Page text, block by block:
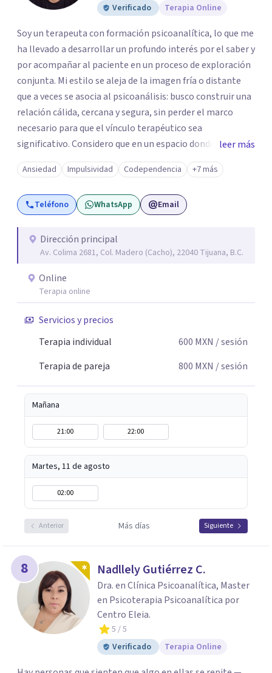
Verificado Terapia Online
Soy un terapeuta con formación psicoanalítica, lo que me
ha llevado a desarrollar un profundo interés por el saber y
por acompañar al paciente en un proceso de exploración
conjunta. Mi estilo se aleja de la imagen fría o distante
que a veces se asocia al psicoanálisis: busco construir una
relación cálida, cercana y segura, sin perder el marco
necesario para que el vínculo terapéutico sea
significativo. Considero que en un espacio donde uno
puede sentirse acompañado y escuchado, es posible
mirar con honestidad cómo nos vinculamos afuera, qué se
repite, qué duele, y qué puede transformarse. En mi
consultorio hay lugar para todo: risas, tristezas, enojos y
escuchada. Si pudiste conectar con algo de esto,
mándame un mensaje y comencemos juntos a trabajar en
leer más
Ansiedad Impulsividad Codependencia +7 más
Teléfono WhatsApp Email
Dirección principal
Av. Colima 2681, Col. Madero (Cacho), 22040 Tijuana, B.C.
Online
Terapia online
Servicios y precios
Terapia individual
600 MXN / sesión
Terapia de pareja
800 MXN / sesión
Mañana
21:00 22:00
Martes, 11 de agosto
02:00
Anterior Más días Siguiente
8 Nadllely Gutiérrez C.
Dra. en Clínica Psicoanalítica, Master
en Psicoterapia Psicoanalítica por
Centro Eleia.
5 / 5
Verificado
Terapia Online